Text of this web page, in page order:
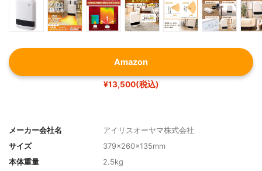
Amazon
¥13,500(税込)
メーカー会社名
アイリスオーヤマ株式会社
サイズ
379×260×135mm
本体重量
2.5kg